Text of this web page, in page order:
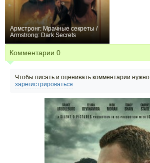
Армстронг: Мрачные секреты /
Armstrong: Dark Secrets
Комментарии 0
Чтобы писать и оценивать комментарии нужно
зарегистрироваться